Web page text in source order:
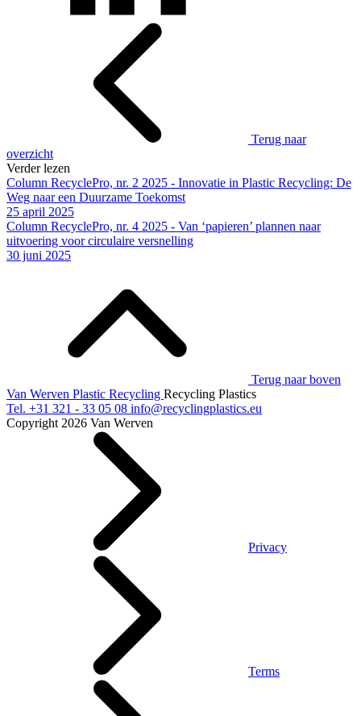
Terug naar
overzicht
Verder lezen
Column RecyclePro, nr. 2 2025 - Innovatie in Plastic Recycling: De
Weg naar een Duurzame Toekomst
25 april 2025
Column RecyclePro, nr. 4 2025 - Van ‘papieren’ plannen naar
uitvoering voor circulaire versnelling
30 juni 2025
Terug naar boven
Van Werven Plastic Recycling Recycling Plastics
Tel. +31 321 - 33 05 08 info@recyclingplastics.eu
Copyright 2026 Van Werven
Privacy
Terms